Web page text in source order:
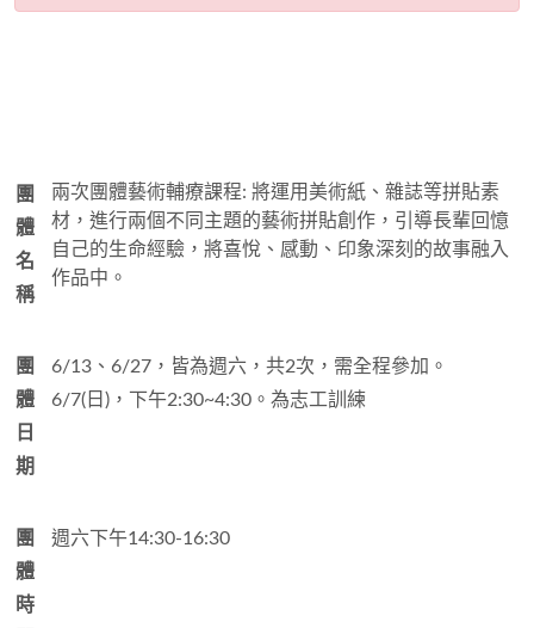
團
體
名
稱
兩次團體藝術輔療課程: 將運用美術紙、雜誌等拼貼素
材，進行兩個不同主題的藝術拼貼創作，引導長輩回憶
自己的生命經驗，將喜悅、感動、印象深刻的故事融入
作品中。
團
體
日
期
6/13、6/27，皆為週六，共2次，需全程參加。
6/7(日)，下午2:30~4:30。為志工訓練
團
體
時
週六下午14:30-16:30